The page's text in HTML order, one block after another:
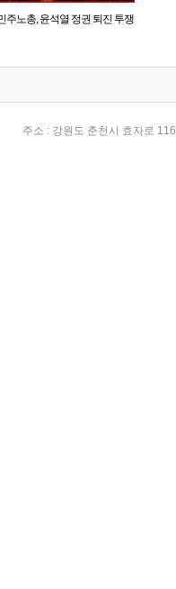
주노총, 윤석열 정권 퇴진 투쟁
주소 : 강원도 춘천시 효자로 116